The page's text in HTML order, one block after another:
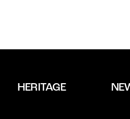
HERITAGE